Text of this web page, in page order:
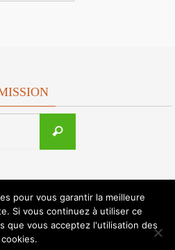
Recherche
pour vous garantir la meilleure
Si vous continuez à utiliser ce
que vous acceptez l'utilisation des
cookies.